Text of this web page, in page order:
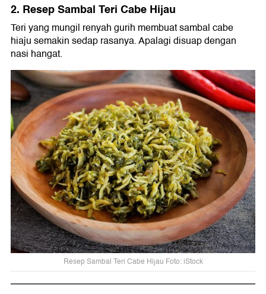
2. Resep Sambal Teri Cabe Hijau
Teri yang mungil renyah gurih membuat sambal cabe
hiaju semakin sedap rasanya. Apalagi disuap dengan
nasi hangat.
Resep Sambal Teri Cabe Hijau Foto: iStock